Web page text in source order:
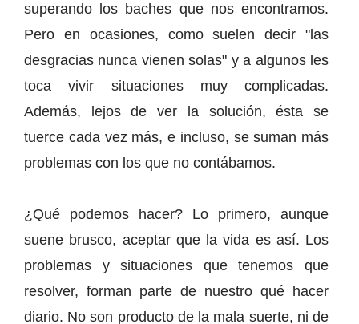
superando los baches que nos encontramos.
Pero en ocasiones, como suelen decir "las
desgracias nunca vienen solas" y a algunos les
toca vivir situaciones muy complicadas.
Además, lejos de ver la solución, ésta se
tuerce cada vez más, e incluso, se suman más
problemas con los que no contábamos.
¿Qué podemos hacer? Lo primero, aunque
suene brusco, aceptar que la vida es así. Los
problemas y situaciones que tenemos que
resolver, forman parte de nuestro qué hacer
diario. No son producto de la mala suerte, ni de